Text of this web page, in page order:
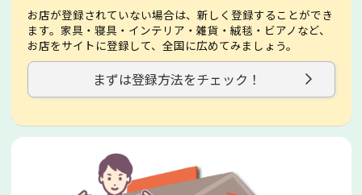
お店が登録されていない場合は、新しく登録することができ
ます。家具・寝具・インテリア・雑貨・絨毯・ビアノなど、
お店をサイトに登録して、全国に広めてみましょう。
まずは登録方法をチェック！